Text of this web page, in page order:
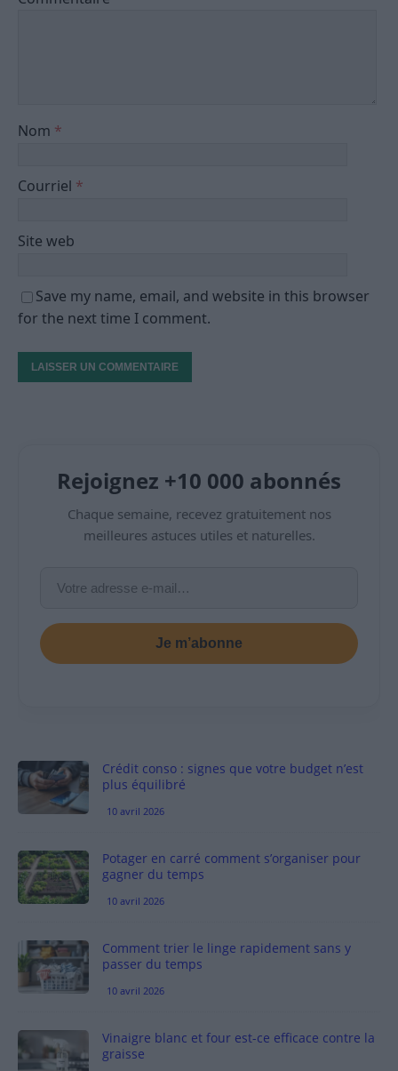
Nom *
Courriel *
Site web
Save my name, email, and website in this browser
for the next time I comment.
Rejoignez +10 000 abonnés
Chaque semaine, recevez gratuitement nos
meilleures astuces utiles et naturelles.
Je m’abonne
Crédit conso : signes que votre budget n’est
plus équilibré
10 avril 2026
Potager en carré comment s’organiser pour
gagner du temps
10 avril 2026
Comment trier le linge rapidement sans y
passer du temps
10 avril 2026
Vinaigre blanc et four est-ce efficace contre la
graisse